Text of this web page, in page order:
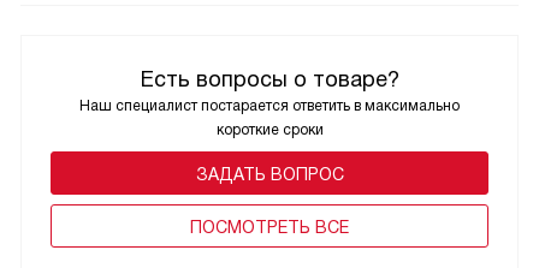
Есть вопросы о товаре?
Наш специалист постарается ответить в максимально
короткие сроки
ЗАДАТЬ ВОПРОС
ПОCМОТРЕТЬ ВСЕ